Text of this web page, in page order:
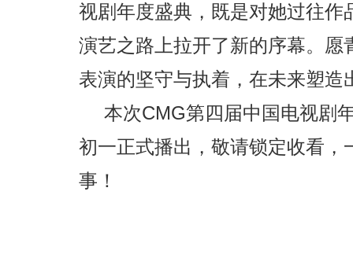
视剧年度盛典，既是对她过往
演艺之路上拉开了新的序幕。
表演的坚守与执着，在未来塑造
本次CMG第四届中国电视剧
初一正式播出，敬请锁定收看
事！